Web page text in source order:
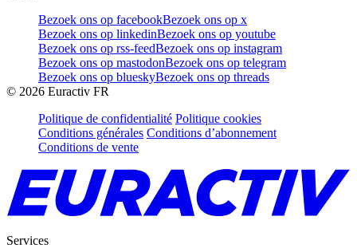
Bezoek ons op facebookBezoek ons op x
Bezoek ons op linkedinBezoek ons op youtube
Bezoek ons op rss-feedBezoek ons op instagram
Bezoek ons op mastodonBezoek ons op telegram
Bezoek ons op blueskyBezoek ons op threads
© 2026 Euractiv FR
Politique de confidentialité Politique cookies
Conditions générales Conditions d’abonnement
Conditions de vente
Services